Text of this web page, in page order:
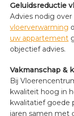
Geluidsreductie
Advies nodig
vloerverwarming
uw appartement
objectief advies.
Vakmanschap &
Bij
kwaliteit hoog in
kwalitatief goede
jaren samen met